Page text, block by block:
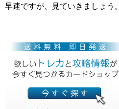
早速ですが、見ていきましょう。